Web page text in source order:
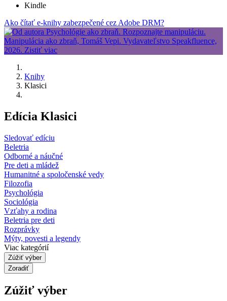
Kindle
Ako čítať e-knihy zabezpečené cez Adobe DRM?
Knihy
Klasici
Edícia Klasici
Sledovať edíciu
Beletria
Odborné a náučné
Pre deti a mládež
Humanitné a spoločenské vedy
Filozofia
Psychológia
Sociológia
Vzťahy a rodina
Beletria pre deti
Rozprávky
Mýty, povesti a legendy
Viac kategórií
Zúžiť výber
Zoradiť
Zúžiť výber